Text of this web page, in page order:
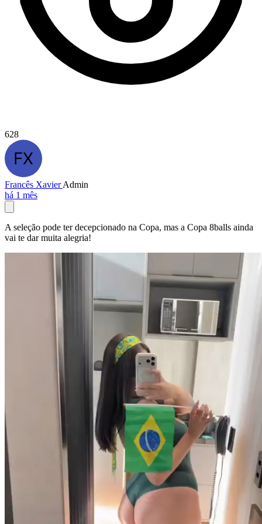
628
Francês XavierAdmin
há 1 mês
A seleção pode ter decepcionado na Copa, mas a Copa 8balls ainda
vai te dar muita alegria!